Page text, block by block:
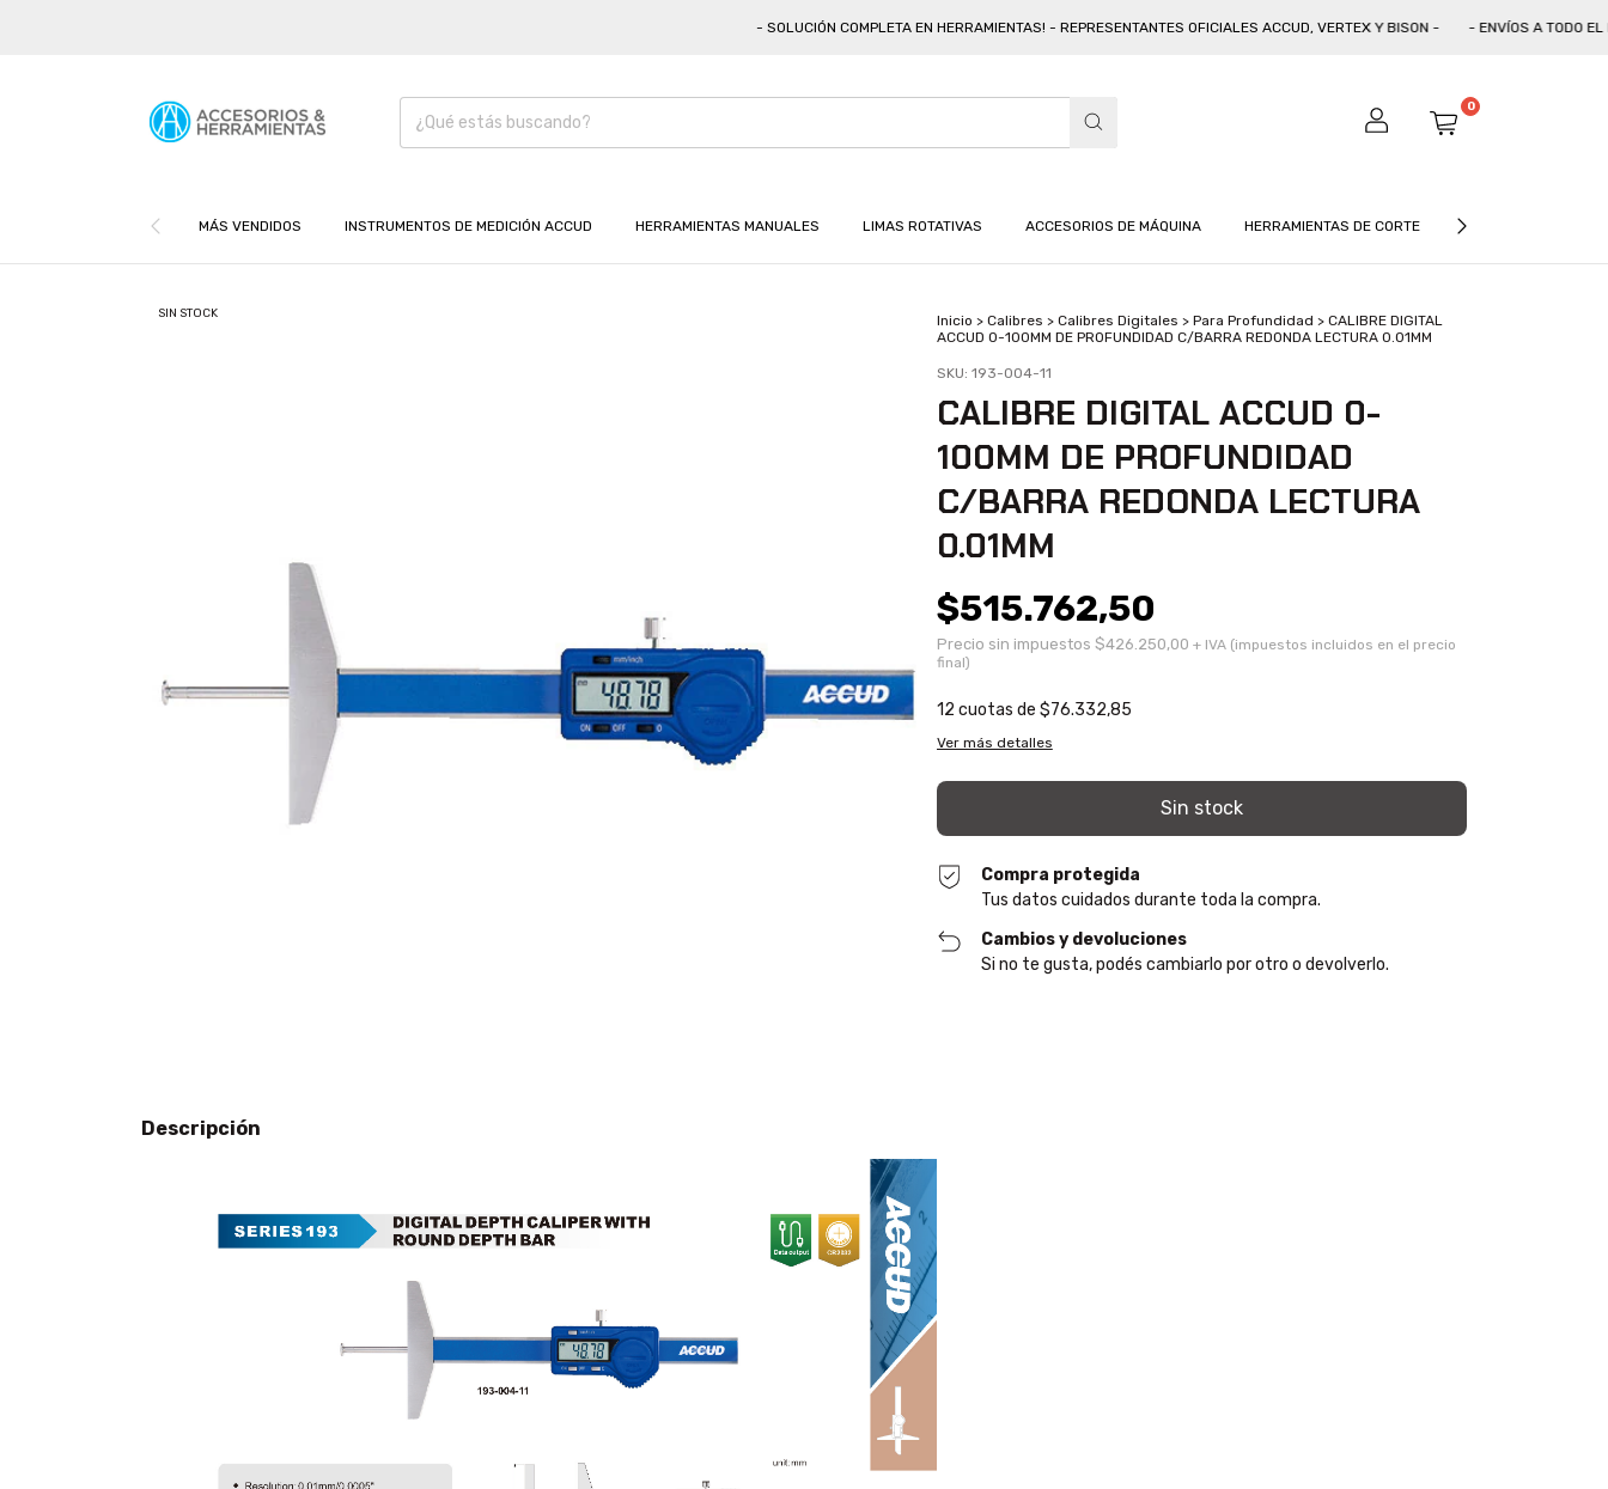
- SOLUCIÓN COMPLETA EN HERRAMIENTAS! - REPRESENTANTES OFICIALES ACCUD, VERTEX Y BISON - - ENVÍOS A TODO EL
0
MÁS VENDIDOS INSTRUMENTOS DE MEDICIÓN ACCUD HERRAMIENTAS MANUALES LIMAS ROTATIVAS ACCESORIOS DE MÁQUINA HERRAMIENTAS DE CORTE CATÁLOGO
SIN STOCK Inicio > Calibres > Calibres Digitales > Para Profundidad > CALIBRE DIGITAL
ACCUD 0-100MM DE PROFUNDIDAD C/BARRA REDONDA LECTURA 0.01MM
SKU: 193-004-11
CALIBRE DIGITAL ACCUD 0-
100MM DE PROFUNDIDAD
C/BARRA REDONDA LECTURA
0.01MM
$515.762,50
Precio sin impuestos $426.250,00
12 cuotas de $76.332,85
Ver más detalles
Compra protegida
Tus datos cuidados durante toda la compra.
Cambios y devoluciones
Si no te gusta, podés cambiarlo por otro o devolverlo.
Descripción